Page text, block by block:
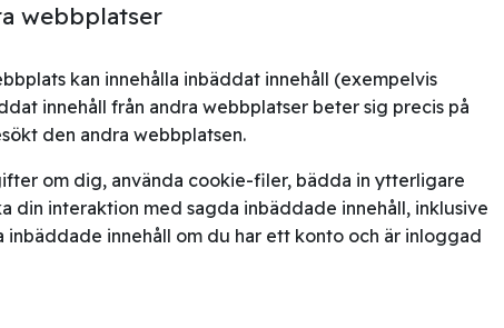
webbplatser
kan innehålla inbäddat innehåll (exempelvis
innehåll från andra webbplatser beter sig precis på
den andra webbplatsen.
om dig, använda cookie-filer, bädda in ytterligare
din interaktion med sagda inbäddade innehåll, inklusive
innehåll om du har ett konto och är inloggad